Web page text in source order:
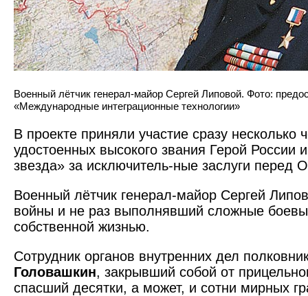
Военный лётчик генерал-майор Сергей Липовой. Фото:
«Международные интеграционные технологии»
В проекте приняли участие сразу несколько
удостоенных высокого звания Герой России
звезда» за исключитель-ные заслуги перед
Военный лётчик генерал-майор Сергей
войны и не раз выполнявший сложные
собственной жизнью.
Сотрудник органов внутренних дел
Головашкин, закрывший собой от
спасший десятки, а может, и сотни мирных